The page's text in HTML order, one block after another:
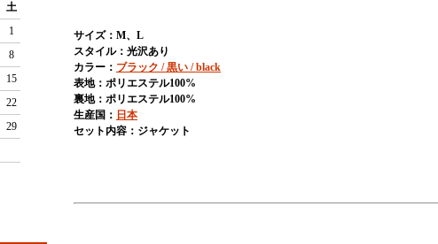
サイズ：M、L
スタイル：光沢あり
カラー： ブラック / 黒い / black
表地：ポリエステル100%
裏地：ポリエステル100%
生産国： 日本
セット内容：ジャケット
土
1
8
15
22
29